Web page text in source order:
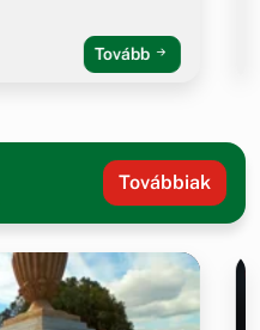
Tovább
Továbbiak